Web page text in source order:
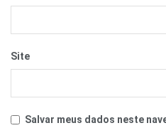
Site
Salvar meus dados neste